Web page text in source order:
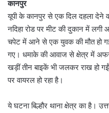
कानपुर
यूपी के कानपुर से एक दिल दहला देने
नदिहा रोड पर मीट की दुकान में
चपेट में आने से एक युवक की मौत हो
गए। धमाके की आवाज से क्षेत्र में
खड़ीं तीन बाइकें भी जलकर राख हो
पर वायरल हो रहा है।
ये घटना बिल्हौर थाना क्षेत्र का है।